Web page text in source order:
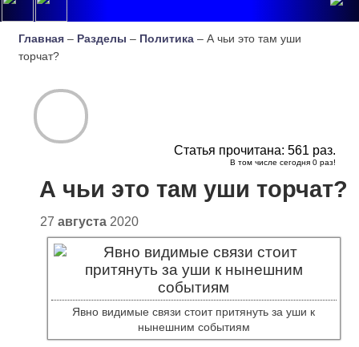
Главная – Разделы – Политика – А чьи это там уши
торчат?
Статья прочитана: 561 раз.
В том числе сегодня 0раз!
А чьи это там уши торчат?
27 августа2020
Явно видимые связи стоит притянуть за уши к
нынешним событиям